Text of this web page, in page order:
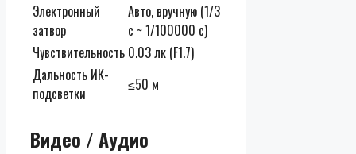
Электронный
затвор
Авто, вручную (1/3
с ~ 1/100000 с)
Чувствительность 0.03 лк (F1.7)
Дальность ИК-
подсветки
≤50 м
Видео / Аудио